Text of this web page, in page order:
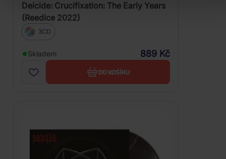
Deicide: Crucifixation: The Early Years
(Reedice 2022)
3CD
Skladem 889 Kč
DO KOŠÍKU